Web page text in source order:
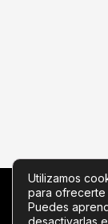
Utilizamos
para ofrecerte
Puedes
desactivarlas